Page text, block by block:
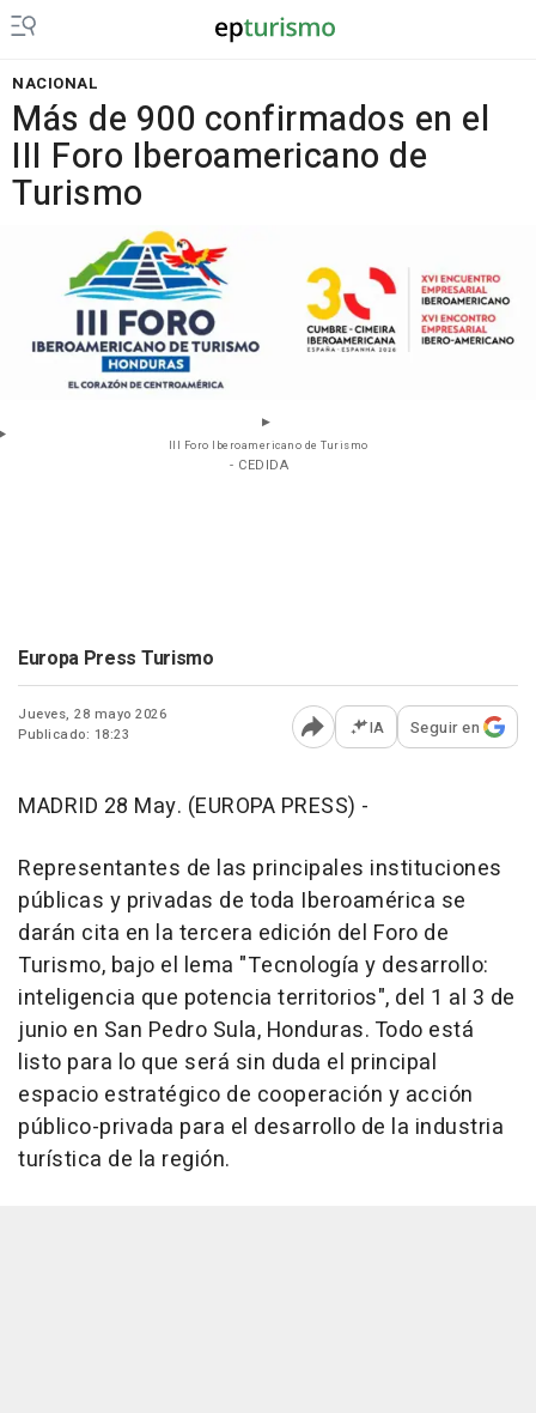
NACIONAL
Más de 900 confirmados en el
III Foro Iberoamericano de
Turismo
III Foro Iberoamericano de Turismo
- CEDIDA
Europa Press Turismo
Jueves, 28 mayo 2026
Publicado: 18:23
Abrir opciones para
IA Seguir en
MADRID 28 May. (EUROPA PRESS) -
Representantes de las principales instituciones
públicas y privadas de toda Iberoamérica se
darán cita en la tercera edición del Foro de
Turismo, bajo el lema "Tecnología y desarrollo:
inteligencia que potencia territorios", del 1 al 3 de
junio en San Pedro Sula, Honduras. Todo está
listo para lo que será sin duda el principal
espacio estratégico de cooperación y acción
público-privada para el desarrollo de la industria
turística de la región.